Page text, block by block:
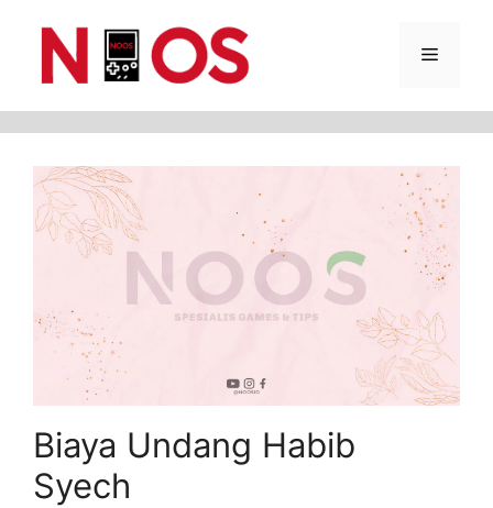
Menu
Biaya Undang Habib
Syech